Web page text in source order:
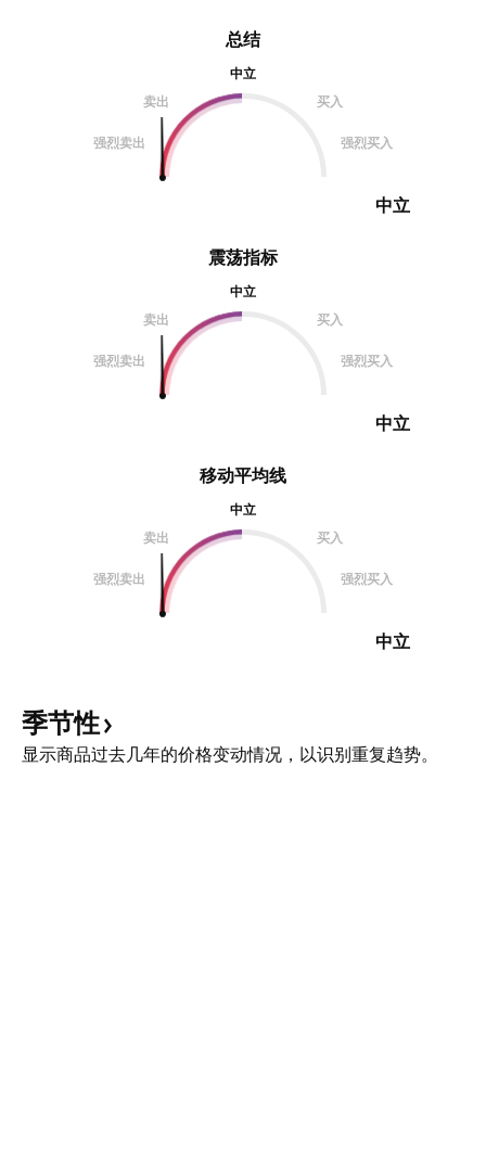
震荡指标
中立
卖出
买入
强烈卖出 强烈买入
中立
总结
中立
卖出
买入
强烈卖出 强烈买入
中立
移动平均线
中立
卖出
买入
强烈卖出 强烈买入
中立
季节性
显示商品过去几年的价格变动情况，以识别重复趋势。